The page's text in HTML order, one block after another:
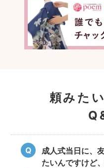
頼みた
成人式当日に、
たいんですけど